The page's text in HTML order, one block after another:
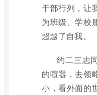
干部行列，让
为班级、学校
超越了自我。
约二三志
的喧嚣，去领
小，看外面的